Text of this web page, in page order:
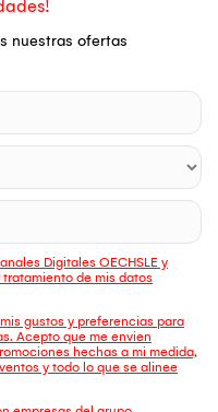
nuestras ofertas
Digitales OECHSLE y
de mis datos
gustos y preferencias para
Acepto que me envien
hechas a mi medida,
y todo lo que se alinee